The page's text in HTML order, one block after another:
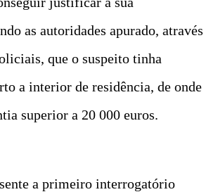
as autoridades apurado, através
que o suspeito tinha
a interior de residência, de onde
superior a 20 000 euros.
a primeiro interrogatório